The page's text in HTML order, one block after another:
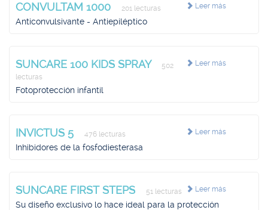
Leer más
CONVULTAM 1000 201 lecturas
Anticonvulsivante - Antiepiléptico
Leer más
SUNCARE 100 KIDS SPRAY
502
lecturas
Fotoprotección infantil
Leer más
INVICTUS 5 476 lecturas
Inhibidores de la fosfodiesterasa
Leer más
SUNCARE FIRST STEPS 51 lecturas
Su diseño exclusivo lo hace ideal para la protección